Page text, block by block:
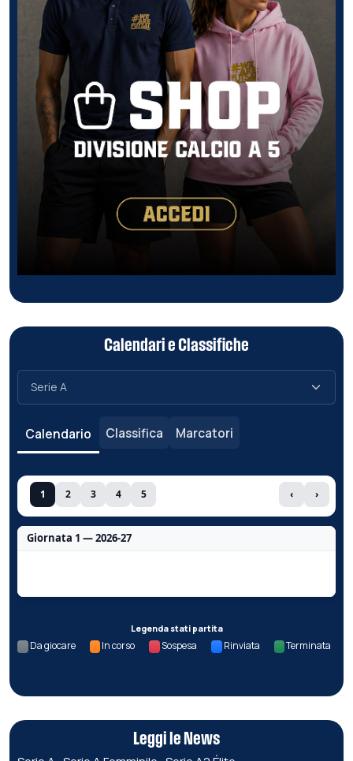
Calendari e Classifiche
Calendario Classifica Marcatori
1 2 3 4 5 ‹ ›
Giornata 1 — 2026-27
Legenda stati partita
Da giocare In corso Sospesa Rinviata Terminata
Leggi le News